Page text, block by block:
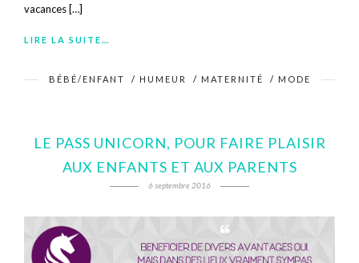
vacances […]
LIRE LA SUITE…
BÉBÉ/ENFANT / HUMEUR / MATERNITÉ / MODE
LE PASS UNICORN, POUR FAIRE PLAISIR
AUX ENFANTS ET AUX PARENTS
6 septembre 2016